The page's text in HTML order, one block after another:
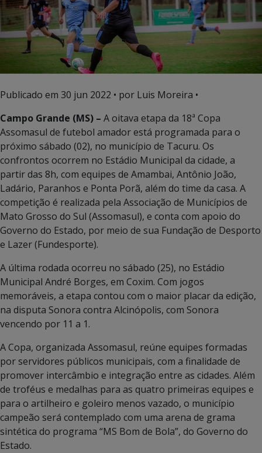
Publicado em 30 jun 2022 • por Luis Moreira •
Campo Grande (MS) – A oitava etapa da 18ª Copa
Assomasul de futebol amador está programada para o
próximo sábado (02), no município de Tacuru. Os
confrontos ocorrem no Estádio Municipal da cidade, a
partir das 8h, com equipes de Amambai, Antônio João,
Ladário, Paranhos e Ponta Porã, além do time da casa. A
competição é realizada pela Associação de Municípios de
Mato Grosso do Sul (Assomasul), e conta com apoio do
Governo do Estado, por meio de sua Fundação de Desporto
e Lazer (Fundesporte).
A última rodada ocorreu no sábado (25), no Estádio
Municipal André Borges, em Coxim. Com jogos
memoráveis, a etapa contou com o maior placar da edição,
na disputa Sonora contra Alcinópolis, com Sonora
vencendo por 11 a 1.
A Copa, organizada Assomasul, reúne equipes formadas
por servidores públicos municipais, com a finalidade de
promover intercâmbio e integração entre as cidades. Além
de troféus e medalhas para as quatro primeiras equipes e
para o artilheiro e goleiro menos vazado, o município
campeão será contemplado com uma arena de grama
sintética do programa “MS Bom de Bola”, do Governo do
Estado.